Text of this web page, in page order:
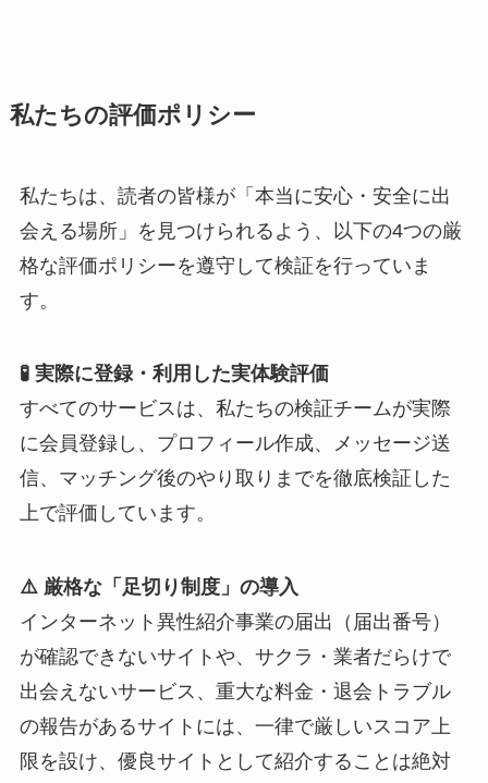
私たちの評価ポリシー
私たちは、読者の皆様が「本当に安心・安全に出
会える場所」を見つけられるよう、以下の4つの厳
格な評価ポリシーを遵守して検証を行っていま
す。
🧪 実際に登録・利用した実体験評価
すべてのサービスは、私たちの検証チームが実際
に会員登録し、プロフィール作成、メッセージ送
信、マッチング後のやり取りまでを徹底検証した
上で評価しています。
⚠️ 厳格な「足切り制度」の導入
インターネット異性紹介事業の届出（届出番号）
が確認できないサイトや、サクラ・業者だらけで
出会えないサービス、重大な料金・退会トラブル
の報告があるサイトには、一律で厳しいスコア上
限を設け、優良サイトとして紹介することは絶対